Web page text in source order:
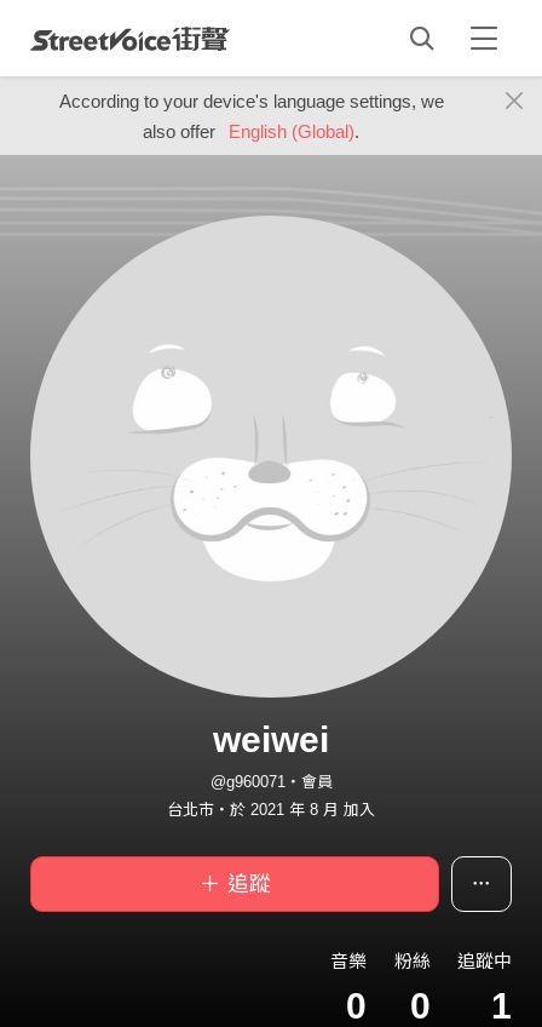
According to your device's language settings, we
also offer
English (Global).
weiwei
@g960071・會員
台北市・於 2021 年 8 月 加入
＋ 追蹤
音樂
0
粉絲
0
追蹤中
1